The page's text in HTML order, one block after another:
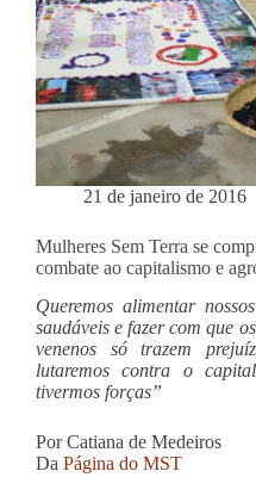
21 de janeiro de 2016
Mulheres Sem Terra se
combate ao capitalismo e
Queremos alimentar
saudáveis e fazer com que
venenos só trazem
lutaremos contra o
tivermos forças”
Por Catiana de Medeiros
Da Página do MST